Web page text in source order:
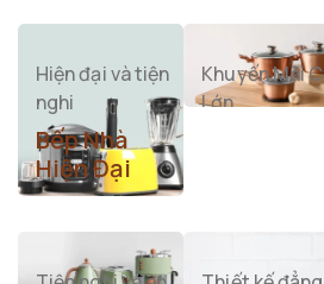
Hiện đại và tiện
nghi
Bếp Nhà
Hiện Đại
Khuyến Mãi
Lớn